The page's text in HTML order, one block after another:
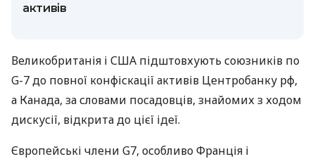
активів
Великобританія і США підштовхують союзників по
G-7 до повної конфіскації активів Центробанку рф,
а Канада, за словами посадовців, знайомих з ходом
дискусії, відкрита до цієї ідеї.
Європейські члени G7, особливо Франція і